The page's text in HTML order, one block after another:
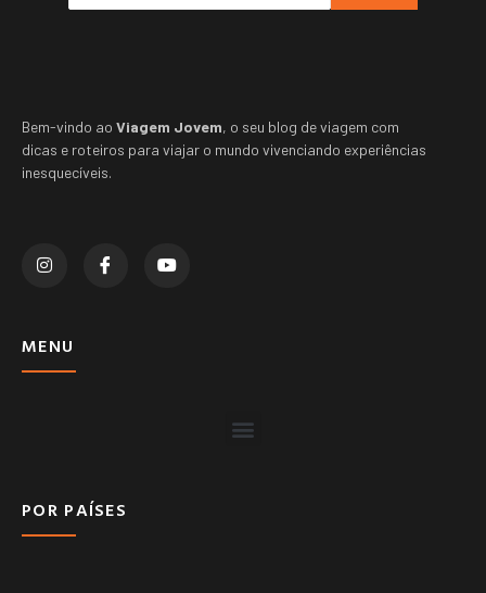
Bem-vindo ao Viagem Jovem, o seu blog de viagem com
dicas e roteiros para viajar o mundo vivenciando experiências
inesquecíveis.
MENU
POR PAÍSES